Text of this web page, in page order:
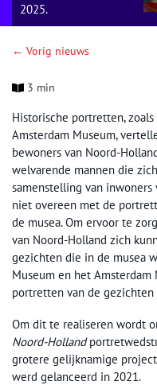
2025.
← Vorig nieuws
3 min
Historische portretten,
Amsterdam Museum,
bewoners van Noord-
welvarende mannen die
samenstelling van
niet overeen met de
de musea. Om ervoor te
van Noord-Holland zich
gezichten die in de musea
Museum en het
portretten van de gezichten
Om dit te realiseren wordt
Noord-Holland
grotere gelijknamige project
werd gelanceerd in 2021.